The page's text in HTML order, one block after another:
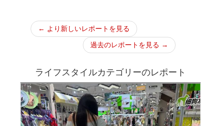
← より新しいレポートを見る
過去のレポートを見る →
ライフスタイルカテゴリーのレポート